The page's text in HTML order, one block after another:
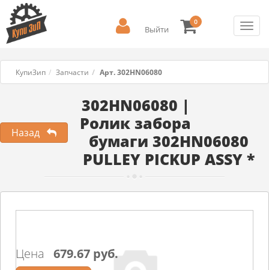
Выйти
0
КупиЗип Запчасти Арт. 302HN06080
Назад
302HN06080 |
Ролик забора
бумаги 302HN06080
PULLEY PICKUP ASSY *
Цена 679.67 руб.